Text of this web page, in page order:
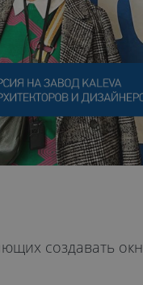
создавать